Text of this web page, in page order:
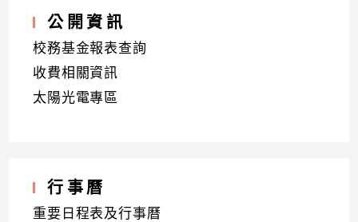
公開資訊
校務基金報表查詢
收費相關資訊
太陽光電專區
行事曆
重要日程表及行事曆